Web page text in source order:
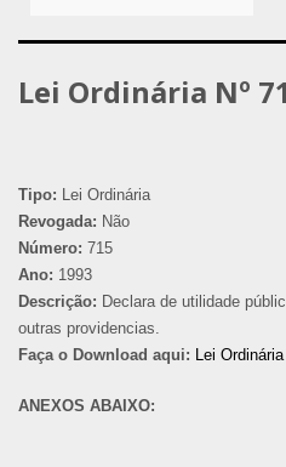
Lei Ordinária Nº
Tipo: Lei Ordinária
Revogada: Não
Número: 715
Ano: 1993
Descrição: Declara de utilidade
outras providencias.
Faça o Download aqui: Lei
ANEXOS ABAIXO: